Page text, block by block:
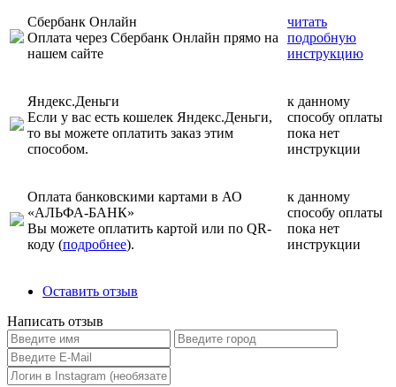
Сбербанк Онлайн
Оплата через Сбербанк Онлайн прямо на
нашем сайте
читать
подробную
инструкцию
Яндекс.Деньги
Если у вас есть кошелек Яндекс.Деньги,
то вы можете оплатить заказ этим
способом.
к данному
способу оплаты
пока нет
инструкции
Оплата банковскими картами в АО
«АЛЬФА-БАНК»
Вы можете оплатить картой или по QR-
коду (подробнее).
к данному
способу оплаты
пока нет
инструкции
Оставить отзыв
Написать отзыв